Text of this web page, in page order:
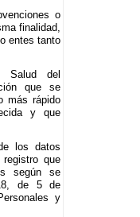
o
finalidad,
entes tanto
Salud del
que se
más rápido
y que
los datos
que
según se
de 5 de
y